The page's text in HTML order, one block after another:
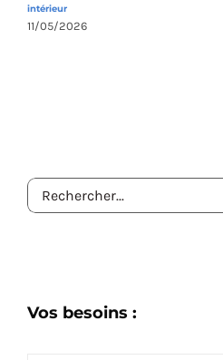
intérieur
11/05/2026
Rechercher:
Vos besoins :